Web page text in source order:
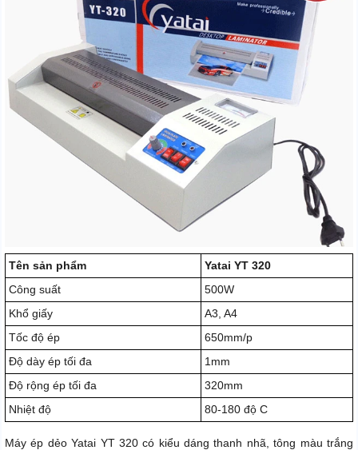
Tên sản phẩm
Yatai YT 320
Công suất
500W
Khổ giấy
A3, A4
Tốc độ ép
650mm/p
Độ dày ép tối đa
1mm
Độ rộng ép tối đa
320mm
Nhiệt độ
80-180 độ C
Máy ép dẻo Yatai YT 320 có kiểu dáng thanh nhã, tông màu trắng